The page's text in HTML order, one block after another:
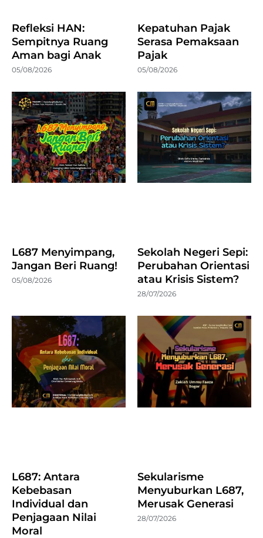
Refleksi HAN:
Sempitnya Ruang
Aman bagi Anak
05/08/2026
Kepatuhan Pajak
Serasa Pemaksaan
Pajak
05/08/2026
L687 Menyimpang,
Jangan Beri Ruang!
05/08/2026
Sekolah Negeri Sepi:
Perubahan Orientasi
atau Krisis Sistem?
28/07/2026
L687: Antara
Kebebasan
Individual dan
Penjagaan Nilai
Moral
Sekularisme
Menyuburkan L687,
Merusak Generasi
28/07/2026